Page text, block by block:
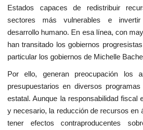
Estados capaces de redistribuir
sectores más vulnerables e invertir
desarrollo humano. En esa línea, con
han transitado los gobiernos
particular los gobiernos de Michelle
Por ello, generan preocupación los
presupuestarios en diversos
estatal. Aunque la responsabilidad fiscal
y necesario, la reducción de recursos en
tener efectos contraproducentes